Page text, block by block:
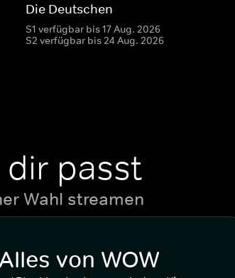
Die Deutschen
S1 verfügbar bis 17 Aug. 2026
S2 verfügbar bis 24 Aug. 2026
dir passt
Wahl streamen
von WOW